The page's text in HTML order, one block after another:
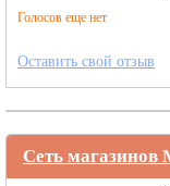
Голосов еще нет
Оставить свой отзыв
Сеть магазинов